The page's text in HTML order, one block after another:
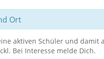
Ort
aktiven Schüler und damit
Bei Interesse melde Dich.